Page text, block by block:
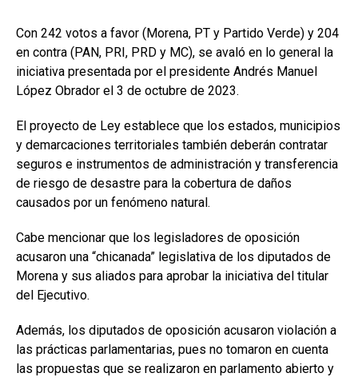
Con 242 votos a favor (Morena, PT y Partido Verde) y 204
en contra (PAN, PRI, PRD y MC), se avaló en lo general la
iniciativa presentada por el presidente Andrés Manuel
López Obrador el 3 de octubre de 2023.
El proyecto de Ley establece que los estados, municipios
y demarcaciones territoriales también deberán contratar
seguros e instrumentos de administración y transferencia
de riesgo de desastre para la cobertura de daños
causados por un fenómeno natural.
Cabe mencionar que los legisladores de oposición
acusaron una “chicanada” legislativa de los diputados de
Morena y sus aliados para aprobar la iniciativa del titular
del Ejecutivo.
Además, los diputados de oposición acusaron violación a
las prácticas parlamentarias, pues no tomaron en cuenta
las propuestas que se realizaron en parlamento abierto y